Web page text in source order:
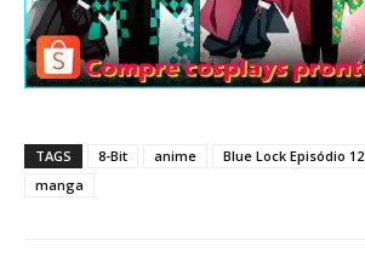
TAGS 8-Bit anime Blue Lock Episódio 12
manga